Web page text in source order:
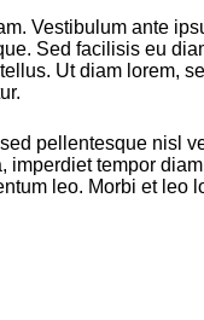
Vestibulum ante
Sed facilisis eu
Ut diam lorem,
pellentesque nisl
tempor
leo. Morbi et leo